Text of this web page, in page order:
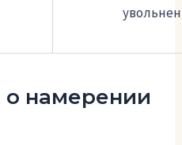
намерении